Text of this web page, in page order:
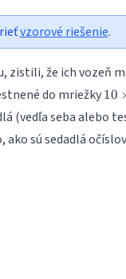
vzorové riešenie.
zistili, že ich vozeň
do mriežky10
10
10
(vedľa seba alebo
ako sú sedadlá